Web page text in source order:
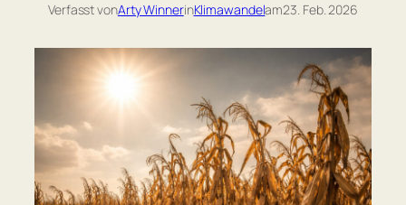
Verfasst vonArty WinnerinKlimawandelam23. Feb. 2026